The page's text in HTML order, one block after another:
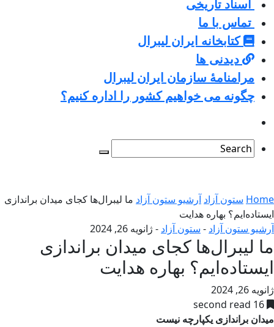
اسناد تاریخی
تماس با ما
کتابخانه ایران لیبرال
دیدنی ها
مرامنامۀ سازمان ایران لیبرال
چگونه می خواهیم کشور را اداره کنیم؟
Home ستون آزاد آرشیو ستون آزاد ما لیبرال‌ها کجای میدان براندازی
ایستاده‌ایم؟ بهاره هدایت
آرشیو ستون آزاد - ستون آزاد - ژانویه 26, 2024
ما لیبرال‌ها کجای میدان براندازی
ایستاده‌ایم؟ بهاره هدایت
ژانویه 26, 2024
16 second read
میدان براندازی یکپارچه نیست